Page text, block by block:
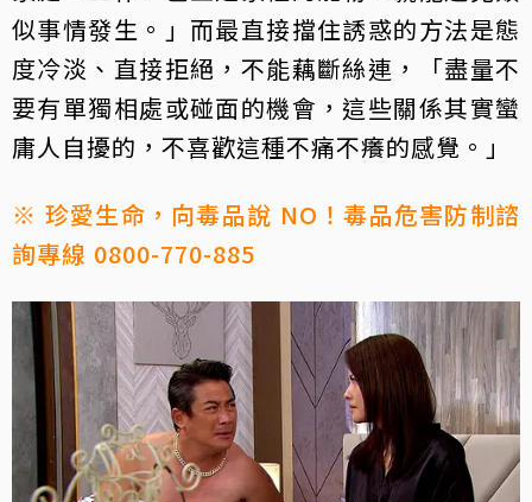
似事情發生。」而最直接擋住誘惑的方法是態
度冷淡、直接拒絕，不能藕斷絲連，「盡量不
要有單獨相處或碰面的機會，這些關係其實蠻
庸人自擾的，不喜歡這種不痛不癢的感覺。」
※ 珍愛生命，向毒品說 NO！毒品危害防制諮
詢專線 0800-770-885